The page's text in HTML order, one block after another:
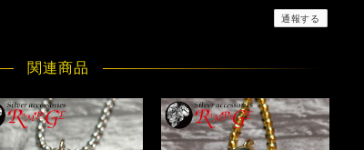
通報する
関連商品